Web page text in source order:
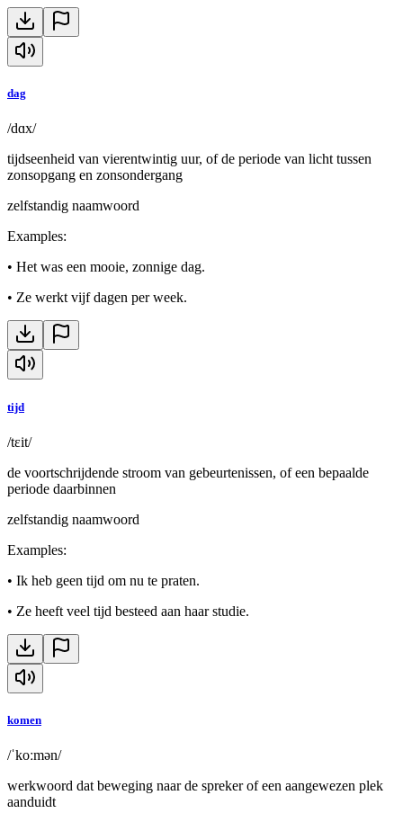
dag
/dɑx/
tijdseenheid van vierentwintig uur, of de periode van licht tussen
zonsopgang en zonsondergang
zelfstandig naamwoord
Examples:
• Het was een mooie, zonnige dag.
• Ze werkt vijf dagen per week.
tijd
/tɛit/
de voortschrijdende stroom van gebeurtenissen, of een bepaalde
periode daarbinnen
zelfstandig naamwoord
Examples:
• Ik heb geen tijd om nu te praten.
• Ze heeft veel tijd besteed aan haar studie.
komen
/ˈkoːmən/
werkwoord dat beweging naar de spreker of een aangewezen plek
aanduidt